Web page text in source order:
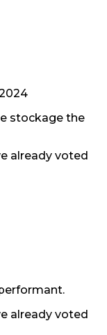
stockage the
already voted
already voted